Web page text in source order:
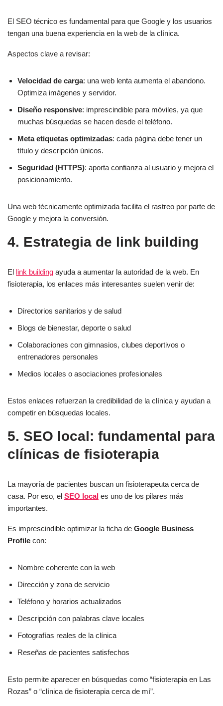
El SEO técnico es fundamental para que Google y los usuarios
tengan una buena experiencia en la web de la clínica.
Aspectos clave a revisar:
Velocidad de carga: una web lenta aumenta el abandono.
Optimiza imágenes y servidor.
Diseño responsive: imprescindible para móviles, ya que
muchas búsquedas se hacen desde el teléfono.
Meta etiquetas optimizadas: cada página debe tener un
título y descripción únicos.
Seguridad (HTTPS): aporta confianza al usuario y mejora el
posicionamiento.
Una web técnicamente optimizada facilita el rastreo por parte de
Google y mejora la conversión.
4. Estrategia de link building
El link building ayuda a aumentar la autoridad de la web. En
fisioterapia, los enlaces más interesantes suelen venir de:
Directorios sanitarios y de salud
Blogs de bienestar, deporte o salud
Colaboraciones con gimnasios, clubes deportivos o
entrenadores personales
Medios locales o asociaciones profesionales
Estos enlaces refuerzan la credibilidad de la clínica y ayudan a
competir en búsquedas locales.
5. SEO local: fundamental para
clínicas de fisioterapia
La mayoría de pacientes buscan un fisioterapeuta cerca de
casa. Por eso, el SEO local es uno de los pilares más
importantes.
Es imprescindible optimizar la ficha de Google Business
Profile con:
Nombre coherente con la web
Dirección y zona de servicio
Teléfono y horarios actualizados
Descripción con palabras clave locales
Fotografías reales de la clínica
Reseñas de pacientes satisfechos
Esto permite aparecer en búsquedas como “fisioterapia en Las
Rozas” o “clínica de fisioterapia cerca de mí”.